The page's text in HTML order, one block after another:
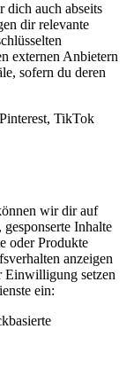
auch abseits
dir relevante
externen Anbietern
sofern du deren
TikTok
wir dir auf
Inhalte
oder Produkte
anzeigen
Einwilligung setzen
ein: